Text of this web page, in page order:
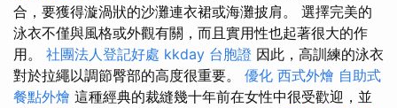
合，要獲得漩渦狀的沙灘連衣裙或海灘披肩。 選擇完美的
泳衣不僅與風格或外觀有關，而且實用性也起著很大的作
用。 社團法人登記好處 kkday 台胞證 因此，高訓練的泳衣
對於拉繩以調節臀部的高度很重要。 優化 西式外燴 自助式
餐點外燴 這種經典的裁縫幾十年前在女性中很受歡迎，並